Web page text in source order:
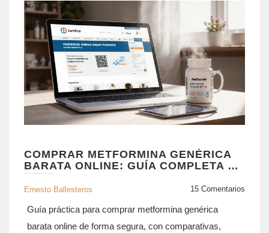
COMPRAR METFORMINA GENÉRICA
BARATA ONLINE: GUÍA COMPLETA Y
SEGURA
Ernesto Ballesteros 15 Comentarios
Guía práctica para comprar metformina genérica
barata online de forma segura, con comparativas,